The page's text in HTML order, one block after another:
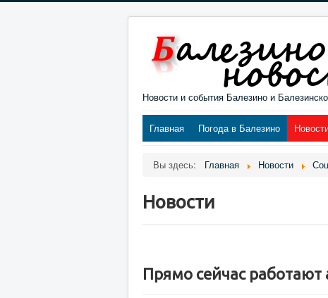
Новости и события Балезино и
Главная Погода в Балезино
Вы здесь: Главная Новости
Новости
Прямо сейчас работают